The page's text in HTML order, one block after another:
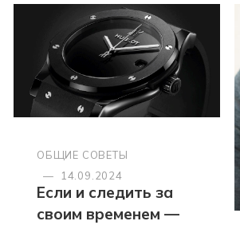
ОБЩИЕ СОВЕТЫ
—
14.09.2024
Если и следить за
своим временем —